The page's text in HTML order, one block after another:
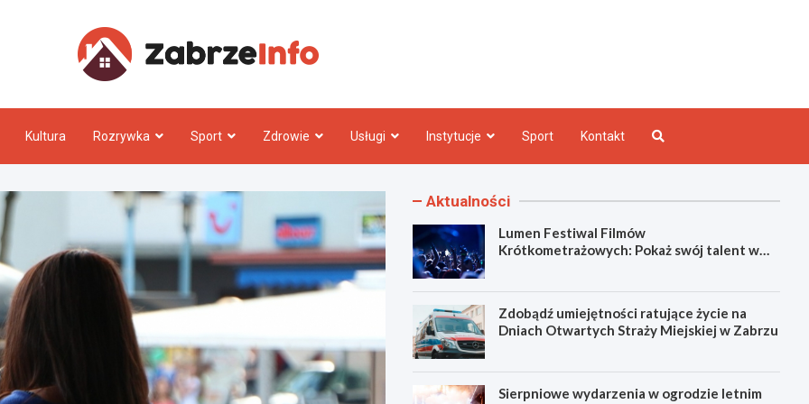
Kultura Rozrywka Sport Zdrowie Usługi Instytucje Sport Kontakt
Aktualności
Lumen Festiwal Filmów
Krótkometrażowych: Pokaż swój talent w
Zdobądź umiejętności ratujące życie na
Dniach Otwartych Straży Miejskiej w Zabrzu
Sierpniowe wydarzenia w ogrodzie letnim